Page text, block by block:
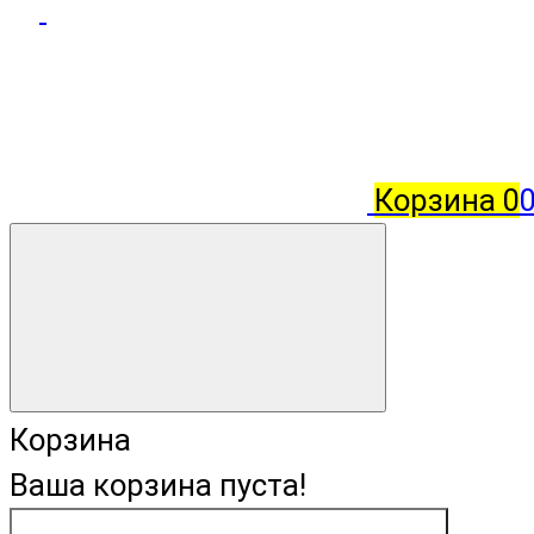
Корзина 0
Корзина
Ваша корзина пуста!